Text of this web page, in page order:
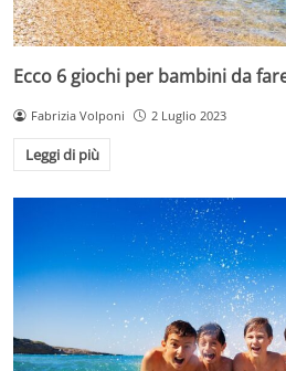
Ecco 6 giochi per bambini da
Fabrizia Volponi 2 Luglio 2023
Leggi di più